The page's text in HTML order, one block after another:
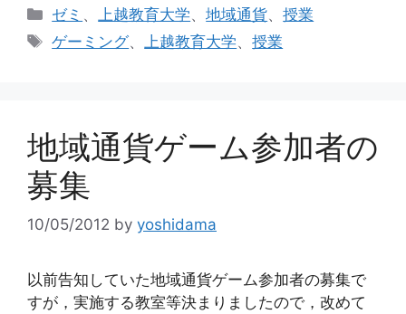
カ
テ
ゼミ 、 上越教育大学、地域通貨、授業
タ
ゲーミング、 上越教育大学、授業
地域通貨ゲーム参加者の
募集
10/05/2012 by yoshidama
以前告知していた地域通貨ゲーム参加者の募集で
すが，実施する教室等決まりましたので，改めて